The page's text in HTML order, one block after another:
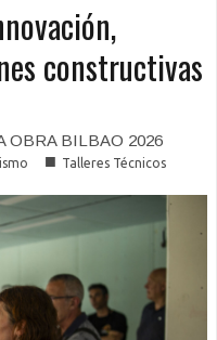
constructivas
OBRA BILBAO 2026
■ Talleres Técnicos